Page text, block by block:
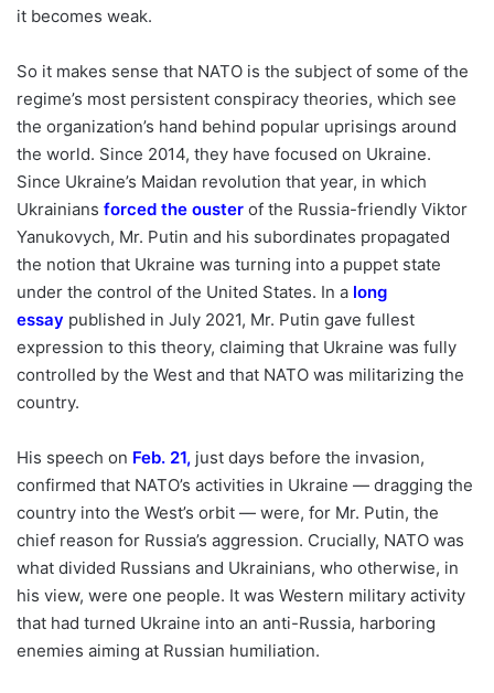
it becomes weak.
So it makes sense that NATO is the subject of some of the
regime’s most persistent conspiracy theories, which see
the organization’s hand behind popular uprisings around
the world. Since 2014, they have focused on Ukraine.
Since Ukraine’s Maidan revolution that year, in which
Ukrainians forced the ouster of the Russia-friendly Viktor
Yanukovych, Mr. Putin and his subordinates propagated
the notion that Ukraine was turning into a puppet state
under the control of the United States. In a long
essay published in July 2021, Mr. Putin gave fullest
expression to this theory, claiming that Ukraine was fully
controlled by the West and that NATO was militarizing the
country.
His speech on Feb. 21, just days before the invasion,
confirmed that NATO’s activities in Ukraine — dragging the
country into the West’s orbit — were, for Mr. Putin, the
chief reason for Russia’s aggression. Crucially, NATO was
what divided Russians and Ukrainians, who otherwise, in
his view, were one people. It was Western military activity
that had turned Ukraine into an anti-Russia, harboring
enemies aiming at Russian humiliation.